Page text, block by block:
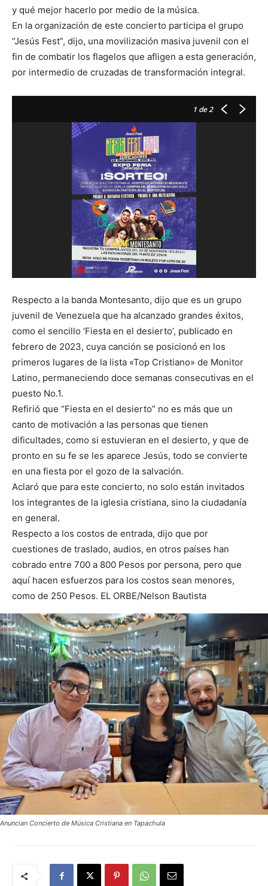
y qué mejor hacerlo por medio de la música.
En la organización de este concierto participa el grupo
“Jesús Fest”, dijo, una movilización masiva juvenil con el
fin de combatir los flagelos que afligen a esta generación,
por intermedio de cruzadas de transformación integral.
1 de 2
Respecto a la banda Montesanto, dijo que es un grupo
juvenil de Venezuela que ha alcanzado grandes éxitos,
como el sencillo ‘Fiesta en el desierto’, publicado en
febrero de 2023, cuya canción se posicionó en los
primeros lugares de la lista «Top Cristiano» de Monitor
Latino, permaneciendo doce semanas consecutivas en el
puesto No.1.
Refirió que “Fiesta en el desierto” no es más que un
canto de motivación a las personas que tienen
dificultades, como si estuvieran en el desierto, y que de
pronto en su fe se les aparece Jesús, todo se convierte
en una fiesta por el gozo de la salvación.
Aclaró que para este concierto, no solo están invitados
los integrantes de la iglesia cristiana, sino la ciudadanía
en general.
Respecto a los costos de entrada, dijo que por
cuestiones de traslado, audios, en otros países han
cobrado entre 700 a 800 Pesos por persona, pero que
aquí hacen esfuerzos para los costos sean menores,
como de 250 Pesos. EL ORBE/Nelson Bautista
Anuncian Concierto de Música Cristiana en Tapachula